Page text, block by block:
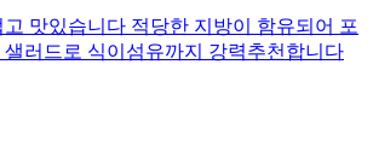
맛있습니다 적당한 지방이 함유되어 포
러드로 식이섬유까지 강력추천합니다